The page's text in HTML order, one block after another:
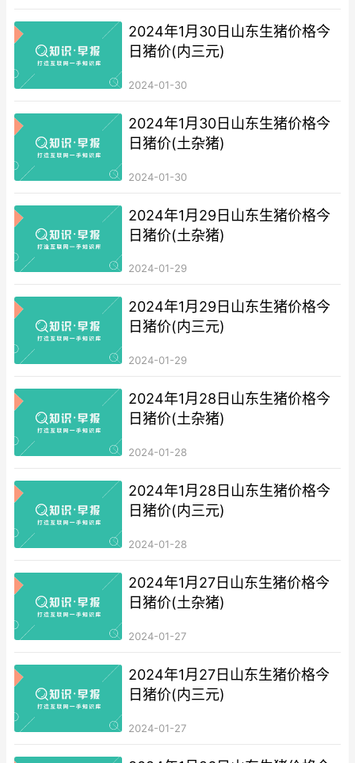
2024年1月30日山东生猪价格今
日猪价(内三元)
2024-01-30
2024年1月30日山东生猪价格今
日猪价(土杂猪)
2024-01-30
2024年1月29日山东生猪价格今
日猪价(土杂猪)
2024-01-29
2024年1月29日山东生猪价格今
日猪价(内三元)
2024-01-29
2024年1月28日山东生猪价格今
日猪价(土杂猪)
2024-01-28
2024年1月28日山东生猪价格今
日猪价(内三元)
2024-01-28
2024年1月27日山东生猪价格今
日猪价(土杂猪)
2024-01-27
2024年1月27日山东生猪价格今
日猪价(内三元)
2024-01-27